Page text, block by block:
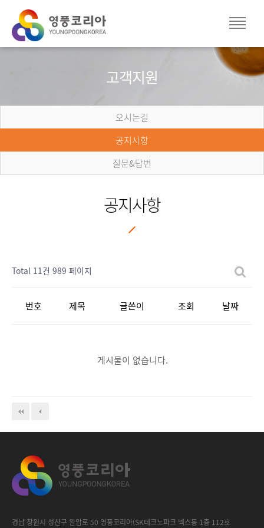
고객지원
오시는길
공지사항
질문&답변
공지사항
Total 11건 989 페이지
번호 제목 글쓴이 조회 날짜
게시물이 없습니다.
경남 창원시 성산구 완암로 50 영풍코리아(SK테크노파크 넥스동 1층 112호